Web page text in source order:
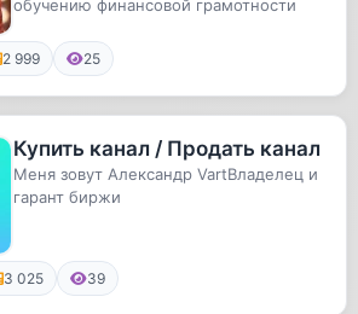
обучению финансовой грамотности
2 999 25
Купить канал / Продать канал
Меня зовут Александр VartВладелец и
гарант биржи
3 025 39